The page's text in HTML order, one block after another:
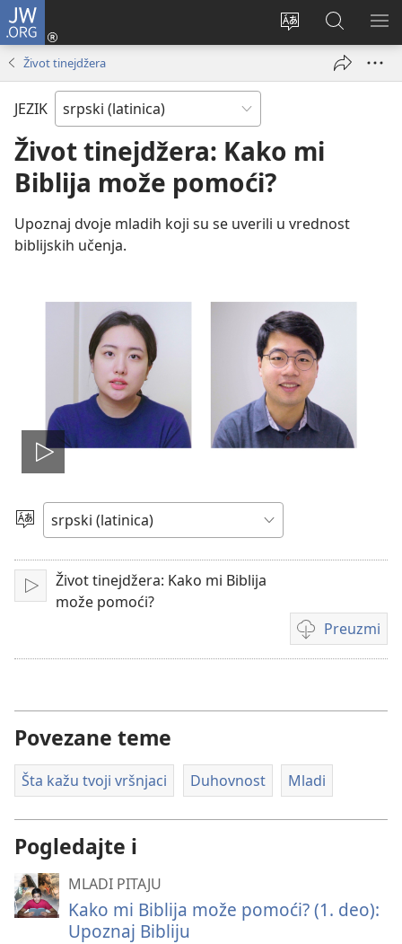
JW.ORG
Promeni
Prijava
(otvara
Pretraga
sajta
JW.ORG
Život tinejdžera
JEZIK
Život tinejdžera: Kako mi
Biblija može pomoći?
Upoznaj dvoje mladih koji su se uverili u vrednost
biblijskih učenja.
Pokreni
film
Izaberite
jezik
Pokreni
Život tinejdžera: Kako mi Biblija
može pomoći?
Preuzmi
Formati
za
Povezane teme
Šta kažu tvoji vršnjaci Duhovnost Mladi
Pogledajte i
MLADI PITAJU
Kako mi Biblija može pomoći? (1. deo):
Upoznaj Bibliju